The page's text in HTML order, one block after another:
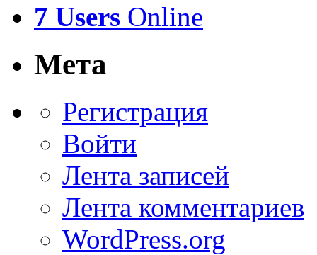
7 Users Online
Мета
Регистрация
Войти
Лента записей
Лента комментариев
WordPress.org